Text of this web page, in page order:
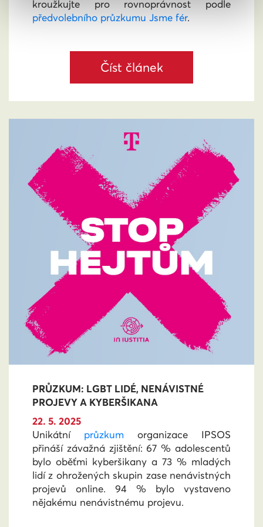
kroužkujte pro rovnoprávnost podle
předvolebního průzkumu Jsme fér.
Číst článek
PRŮZKUM: LGBT LIDÉ, NENÁVISTNÉ
PROJEVY A KYBERŠIKANA
22. 5. 2025
Unikátní průzkum organizace IPSOS
přináší závažná zjištění: 67 % adolescentů
bylo oběťmi kyberšikany a 73 % mladých
lidí z ohrožených skupin zase nenávistných
projevů online. 94 % bylo vystaveno
nějakému nenávistnému projevu.